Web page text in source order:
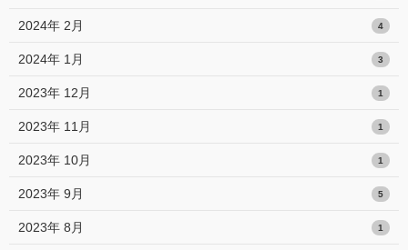
2024年 2月 4
2024年 1月 3
2023年 12月 1
2023年 11月 1
2023年 10月 1
2023年 9月 5
2023年 8月 1